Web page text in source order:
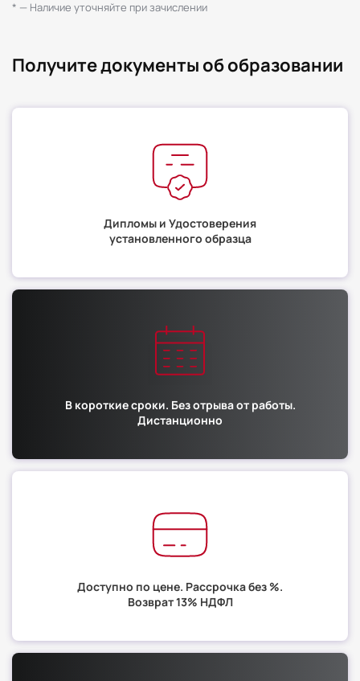
* — Наличие уточняйте при зачислении
Получите документы об образовании
Дипломы и Удостоверения
установленного образца
В короткие сроки. Без отрыва от работы.
Дистанционно
Доступно по цене. Рассрочка без %.
Возврат 13% НДФЛ